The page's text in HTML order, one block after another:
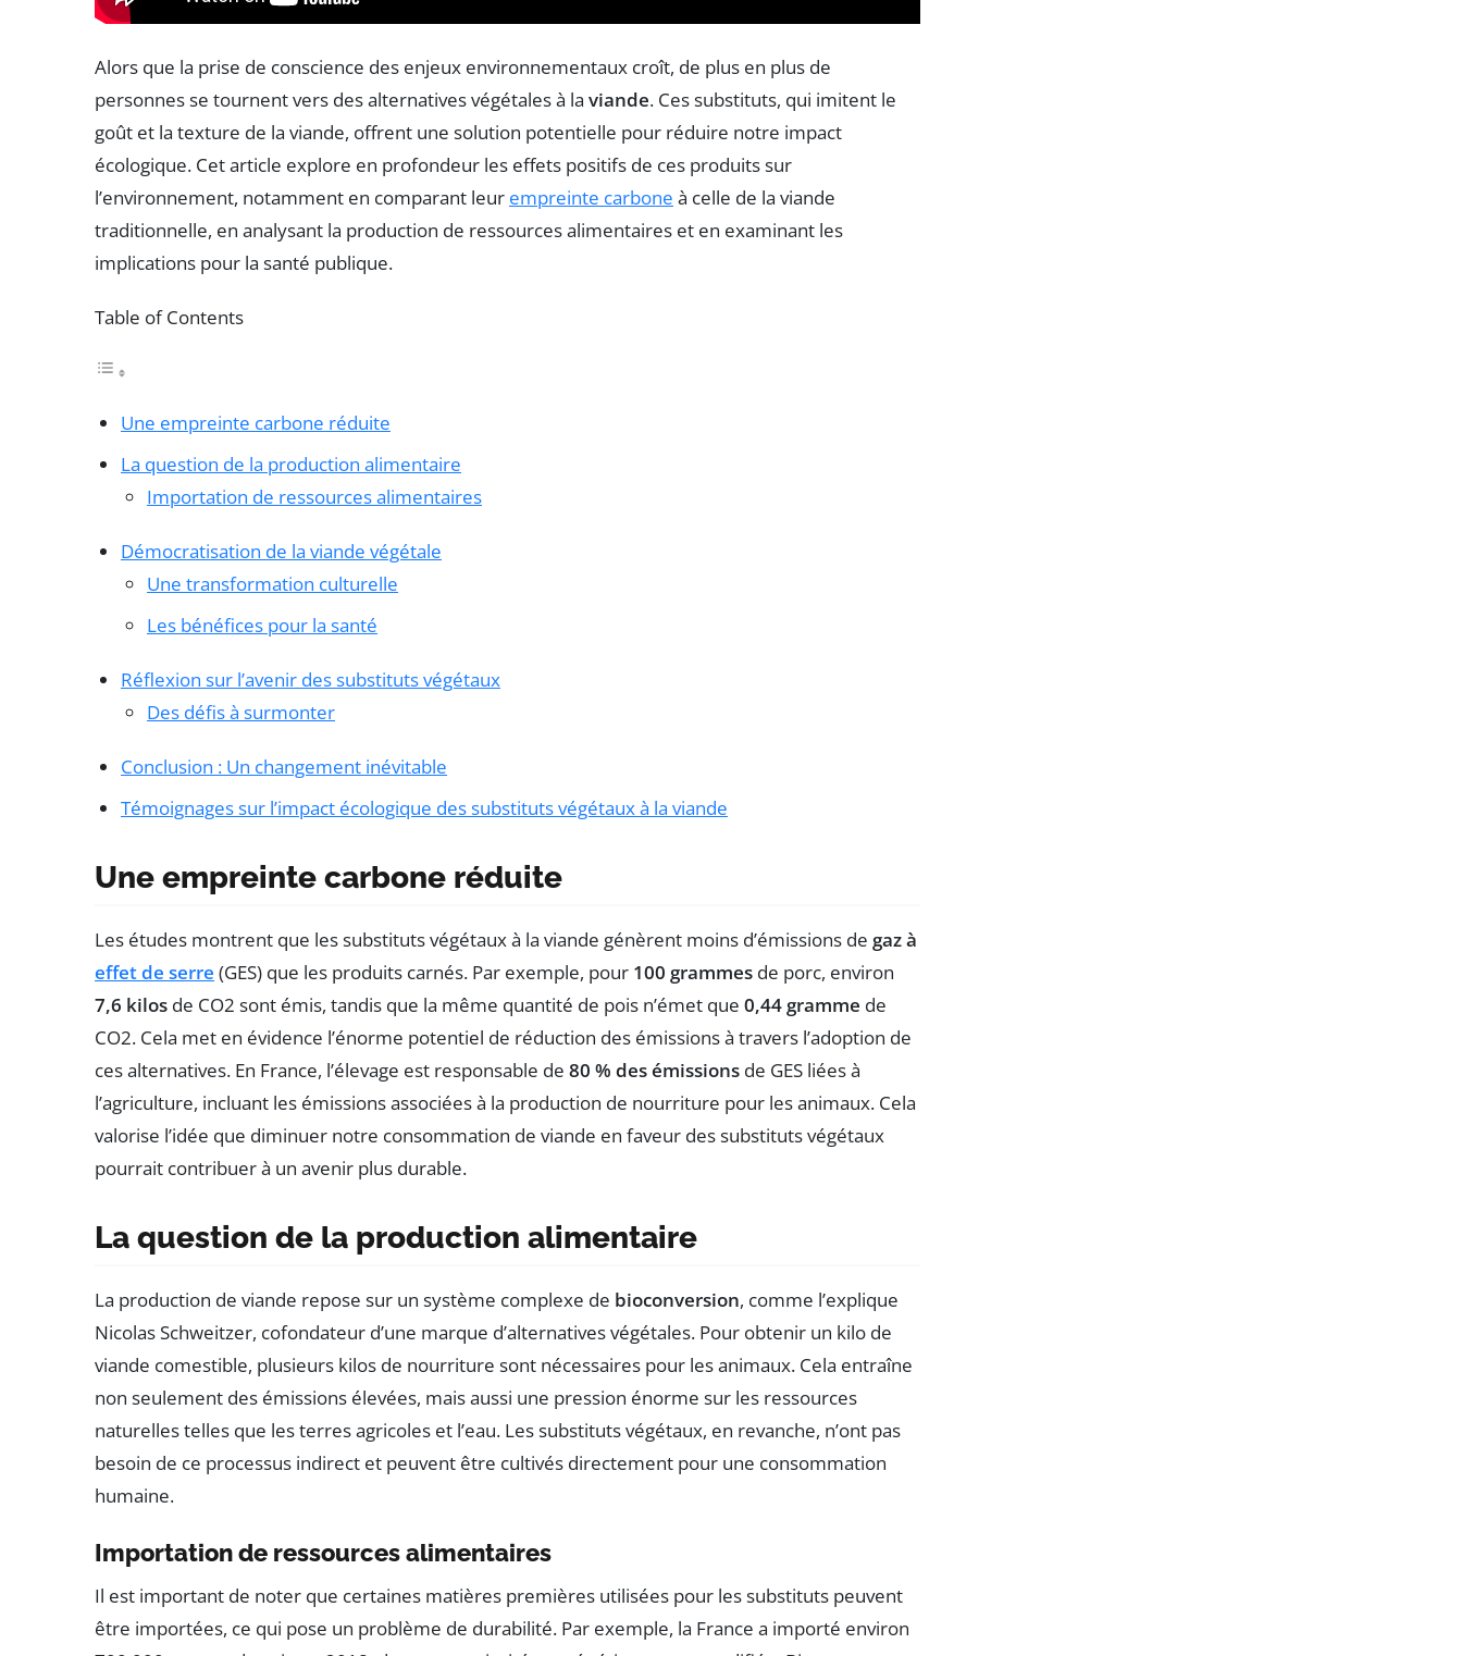
Alors que la prise de conscience des enjeux environnementaux croît, de plus en plus de
personnes se tournent vers des alternatives végétales à la viande. Ces substituts, qui imitent le
goût et la texture de la viande, offrent une solution potentielle pour réduire notre impact
écologique. Cet article explore en profondeur les effets positifs de ces produits sur
l’environnement, notamment en comparant leur empreinte carbone à celle de la viande
traditionnelle, en analysant la production de ressources alimentaires et en examinant les
implications pour la santé publique.
Table of Contents
Une empreinte carbone réduite
La question de la production alimentaire
Importation de ressources alimentaires
Démocratisation de la viande végétale
Une transformation culturelle
Les bénéfices pour la santé
Réflexion sur l’avenir des substituts végétaux
Des défis à surmonter
Conclusion : Un changement inévitable
Témoignages sur l’impact écologique des substituts végétaux à la viande
Une empreinte carbone réduite
Les études montrent que les substituts végétaux à la viande génèrent moins d’émissions de gaz à
effet de serre (GES) que les produits carnés. Par exemple, pour 100 grammes de porc, environ
7,6 kilos de CO2 sont émis, tandis que la même quantité de pois n’émet que 0,44 gramme de
CO2. Cela met en évidence l’énorme potentiel de réduction des émissions à travers l’adoption de
ces alternatives. En France, l’élevage est responsable de 80 % des émissions de GES liées à
l’agriculture, incluant les émissions associées à la production de nourriture pour les animaux. Cela
valorise l’idée que diminuer notre consommation de viande en faveur des substituts végétaux
pourrait contribuer à un avenir plus durable.
La question de la production alimentaire
La production de viande repose sur un système complexe de bioconversion, comme l’explique
Nicolas Schweitzer, cofondateur d’une marque d’alternatives végétales. Pour obtenir un kilo de
viande comestible, plusieurs kilos de nourriture sont nécessaires pour les animaux. Cela entraîne
non seulement des émissions élevées, mais aussi une pression énorme sur les ressources
naturelles telles que les terres agricoles et l’eau. Les substituts végétaux, en revanche, n’ont pas
besoin de ce processus indirect et peuvent être cultivés directement pour une consommation
humaine.
Importation de ressources alimentaires
Il est important de noter que certaines matières premières utilisées pour les substituts peuvent
être importées, ce qui pose un problème de durabilité. Par exemple, la France a importé environ